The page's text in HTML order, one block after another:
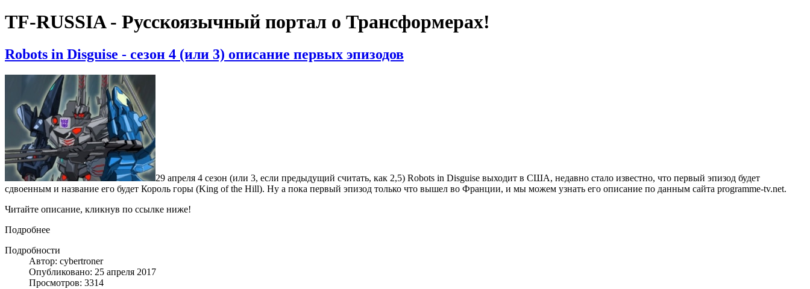
TF-RUSSIA - Русскоязычный портал о Трансформерах!
Robots in Disguise - сезон 4 (или 3) описание первых эпизодов
29 апреля 4 сезон (или 3, если предыдущий считать, как 2,5) Robots in Disguise выходит в США, недавно стало известно, что первый эпизод будет
сдвоенным и название его будет Король горы (King of the Hill). Ну а пока первый эпизод только что вышел во Франции, и мы можем узнать его описание по данным сайта programme-tv.net.
Читайте описание, кликнув по ссылке ниже!
Подробнее
Подробности
Автор: cybertroner
Опубликовано: 25 апреля 2017
Просмотров: 3314